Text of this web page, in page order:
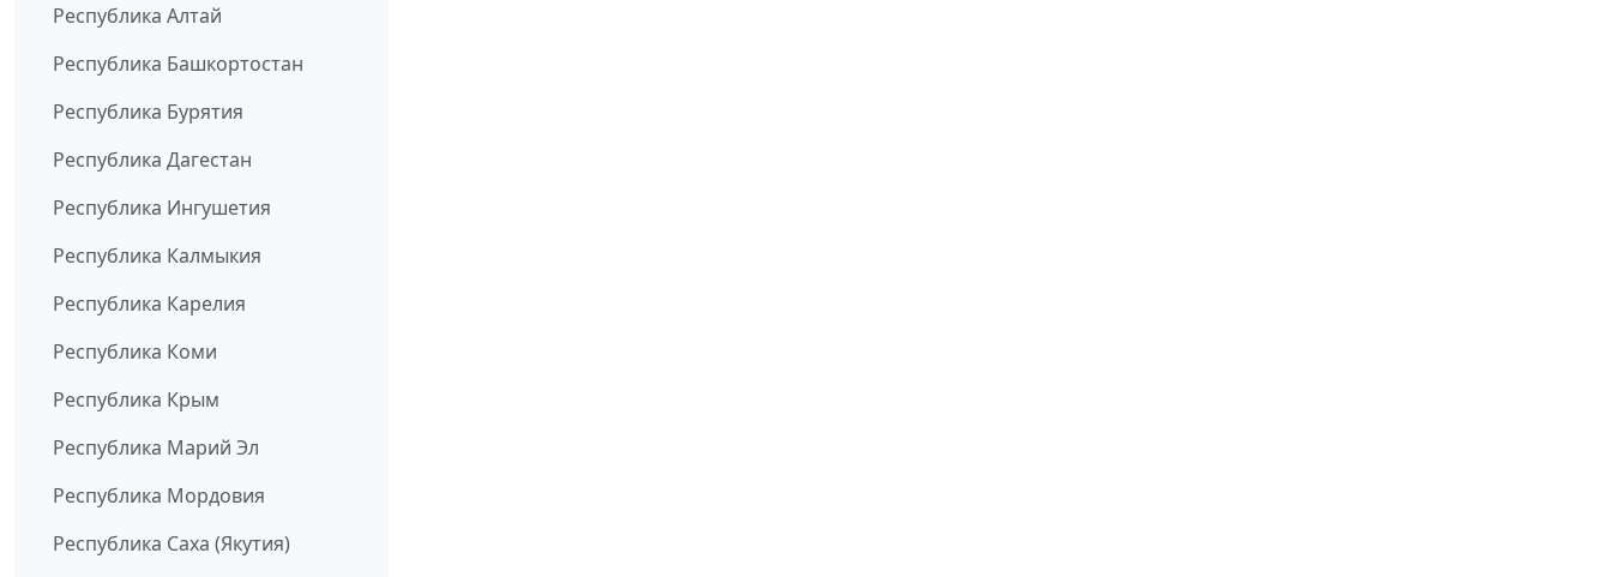
Республика Алтай
Республика Башкортостан
Республика Бурятия
Республика Дагестан
Республика Ингушетия
Республика Калмыкия
Республика Карелия
Республика Коми
Республика Крым
Республика Марий Эл
Республика Мордовия
Республика Саха (Якутия)